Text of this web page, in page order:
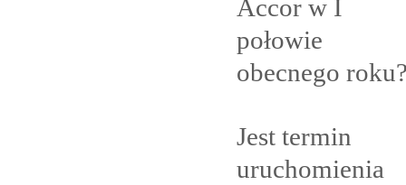
Accor w I
połowie
obecnego
Jest termin
uruchomienia